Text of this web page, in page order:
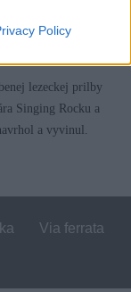
Policy
lezeckej prilby
Singing Rocku a
a vyvinul.
Via ferrata